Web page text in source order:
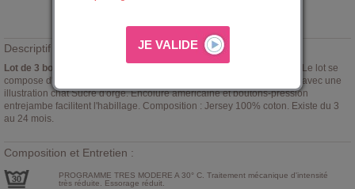
Descriptif :
Lot de 3 bodies bébé garçon Henni Sucre d'Orge
manches courtes. Le lot se
compose d'1 body uni gris, 1 uni blanc, + 1 body rayé blanc/gris les 3 avec une
illustration chat Sucre d'orge. Encolure américaine et boutons-pression
entrejambe facilitent l'habillage. Composition : Jersey 100% coton. Existe du 3
au 24 mois.
Composition et Entretien :
PROGRAMME TRES MODERE A 30° C. Traitement mécanique d'intensité
très réduite. Essorage réduit.